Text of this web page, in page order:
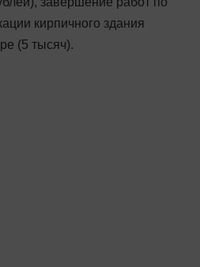
кирпичного здания
(5 тысяч).